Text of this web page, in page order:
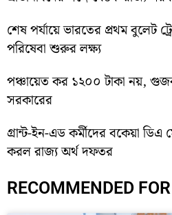
শেষ পর্যায়ে ভারতের প্রথম বুলেট
পরিষেবা শুরুর লক্ষ্য
পঞ্চায়েত কর ১২০০ টাকা নয়, গুজব
সরকারের
গ্রান্ট-ইন-এড কর্মীদের বকেয়া
করল রাজ্য অর্থ দফতর
RECOMMENDED